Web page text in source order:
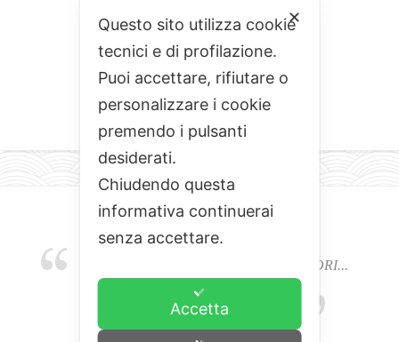
EMOZIONI, COLORI, ODORI E SAPORI...
L'ALCHIMIA DEL BUON CIBO
✕
Questo sito utilizza cookie
tecnici e di profilazione.
Puoi accettare, rifiutare o
personalizzare i cookie
premendo i pulsanti
desiderati.
Chiudendo questa
informativa continuerai
senza accettare.
Accetta